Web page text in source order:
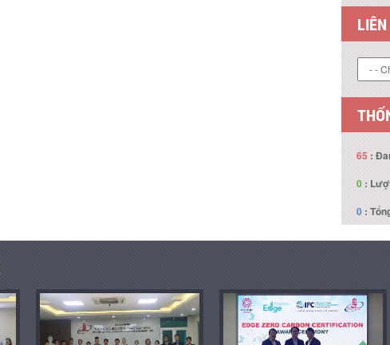
:
:
0: